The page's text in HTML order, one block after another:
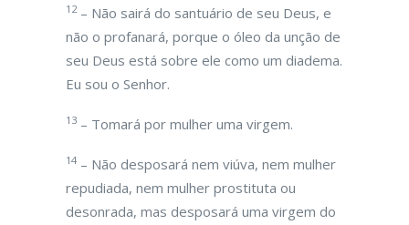
12– Não sairá do santuário de seu Deus, e
não o profanará, porque o óleo da unção de
seu Deus está sobre ele como um diadema.
Eu sou o Senhor.
13 – Tomará por mulher uma virgem.
14 – Não desposará nem viúva, nem mulher
repudiada, nem mulher prostituta ou
desonrada, mas desposará uma virgem do